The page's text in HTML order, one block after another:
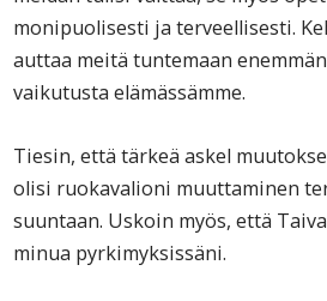
monipuolisesti ja terveellisesti.
auttaa meitä tuntemaan
vaikutusta elämässämme.
Tiesin, että tärkeä askel
olisi ruokavalioni muuttaminen
suuntaan. Uskoin myös, että
minua pyrkimyksissäni.